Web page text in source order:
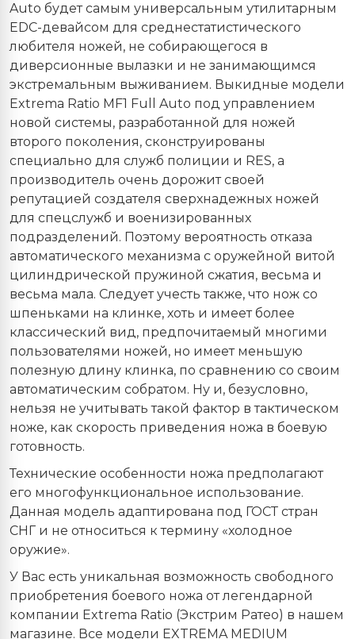
Auto будет самым универсальным утилитарным
EDC-девайсом для среднестатистического
любителя ножей, не собирающегося в
диверсионные вылазки и не занимающимся
экстремальным выживанием. Выкидные модели
Extrema Ratio MF1 Full Auto под управлением
новой системы, разработанной для ножей
второго поколения, сконструированы
специально для служб полиции и RES, а
производитель очень дорожит своей
репутацией создателя сверхнадежных ножей
для спецслужб и военизированных
подразделений. Поэтому вероятность отказа
автоматического механизма с оружейной витой
цилиндрической пружиной сжатия, весьма и
весьма мала. Следует учесть также, что нож со
шпеньками на клинке, хоть и имеет более
классический вид, предпочитаемый многими
пользователями ножей, но имеет меньшую
полезную длину клинка, по сравнению со своим
автоматическим собратом. Ну и, безусловно,
нельзя не учитывать такой фактор в тактическом
ноже, как скорость приведения ножа в боевую
готовность.
Технические особенности ножа предполагают
его многофункциональное использование.
Данная модель адаптирована под ГОСТ стран
СНГ и не относиться к термину «холодное
оружие».
У Вас есть уникальная возможность свободного
приобретения боевого ножа от легендарной
компании Extrema Ratio (Экстрим Ратео) в нашем
магазине. Все модели EXTREMA MEDIUM